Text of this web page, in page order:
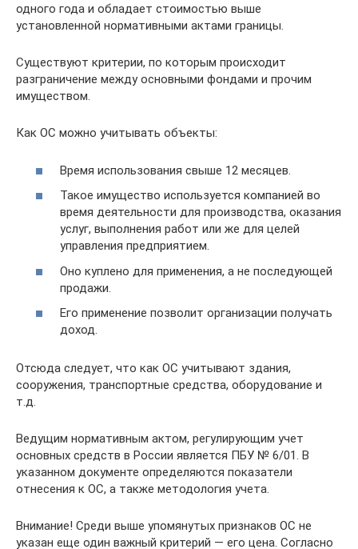
одного года и обладает стоимостью выше
установленной нормативными актами границы.
Существуют критерии, по которым происходит
разграничение между основными фондами и прочим
имуществом.
Как ОС можно учитывать объекты:
Время использования свыше 12 месяцев.
Такое имущество используется компанией во
время деятельности для производства, оказания
услуг, выполнения работ или же для целей
управления предприятием.
Оно куплено для применения, а не последующей
продажи.
Его применение позволит организации получать
доход.
Отсюда следует, что как ОС учитывают здания,
сооружения, транспортные средства, оборудование и
т.д.
Ведущим нормативным актом, регулирующим учет
основных средств в России является ПБУ № 6/01. В
указанном документе определяются показатели
отнесения к ОС, а также методология учета.
Внимание! Среди выше упомянутых признаков ОС не
указан еще один важный критерий — его цена. Согласно